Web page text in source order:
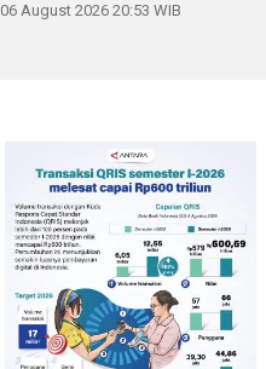
06 August 2026 20:53 WIB